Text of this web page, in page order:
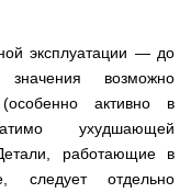
эксплуатации — до
возможно
активно в
ухудшающей
работающие в
следует отдельно